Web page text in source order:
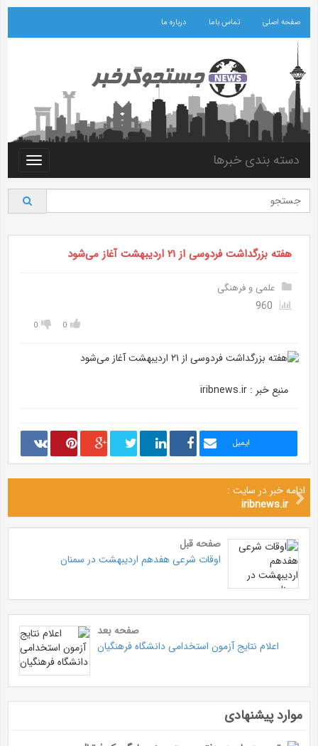
صفحه اصلی تماس باما درباره ما
Toggle
دسته بندی خبرها
هفته بزرگداشت فردوسی از ۲۱ اردیبهشت آغاز می‌شود
علمی و فرهنگی
0
0
منبع خبر : iribnews.ir
ایمیل
ادامه خبر در سایت :
iribnews.ir
صفحه قبل
اوقات شرعی هفدهم اردیبهشت در سمنان
صفحه بعد
اعلام نتایج آزمون استخدامی دانشگاه فرهنگیان
موارد پیشنهادی